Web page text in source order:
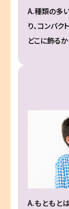
A.種類の多
り、コンパ
どこに飾る
A.もともと